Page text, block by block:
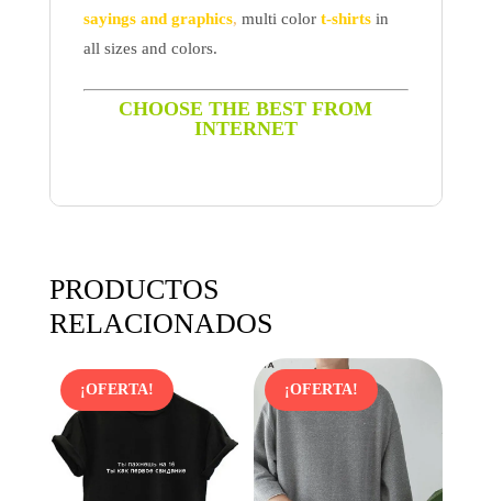
black
sayings and graphics, multi color t-shirtsin
all sizes and colors.
CHOOSE THE BEST FROM
INTERNET
PRODUCTOS
RELACIONADOS
¡OFERTA! ¡OFERTA!